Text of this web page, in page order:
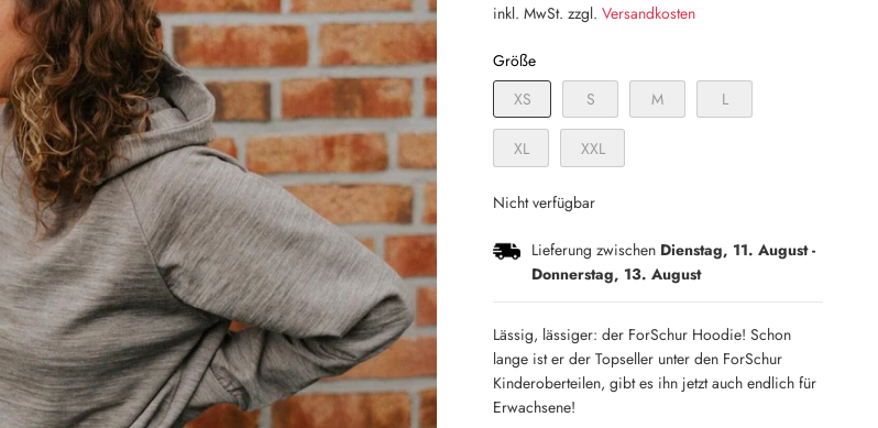
inkl. MwSt. zzgl. Versandkosten
Größe
XS
S M L
XL XXL
Nicht verfügbar
Lieferung zwischen Dienstag, 11. August-
Donnerstag, 13. August
Lässig, lässiger: der ForSchur Hoodie! Schon
lange ist er der Topseller unter den ForSchur
Kinderoberteilen, gibt es ihn jetzt auch endlich für
Erwachsene!